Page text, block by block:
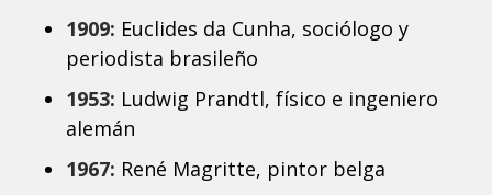
1909: Euclides da Cunha, sociólogo y
periodista brasileño
1953: Ludwig Prandtl, físico e ingeniero
alemán
1967: René Magritte, pintor belga